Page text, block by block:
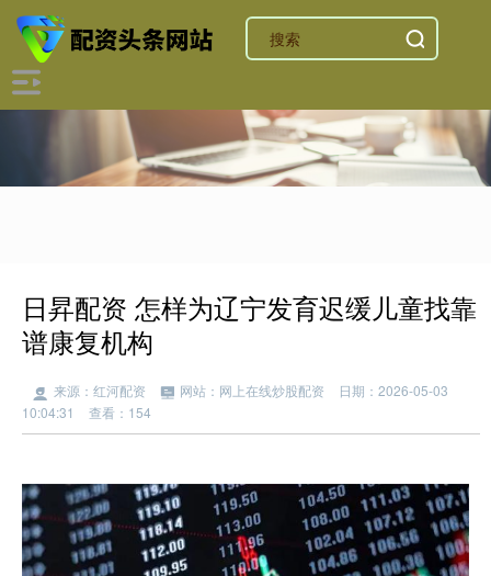
日昇配资 怎样为辽宁发育迟缓儿童找靠
谱康复机构
来源：红河配资 网站：网上在线炒股配资
日期：2026-05-03
10:04:31
查看：154